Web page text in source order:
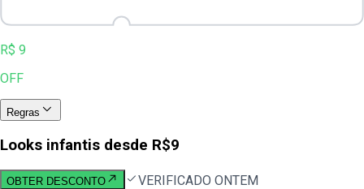
R$ 9
OFF
Regras
Looks infantis desde R$9
OBTER DESCONTO VERIFICADO ONTEM